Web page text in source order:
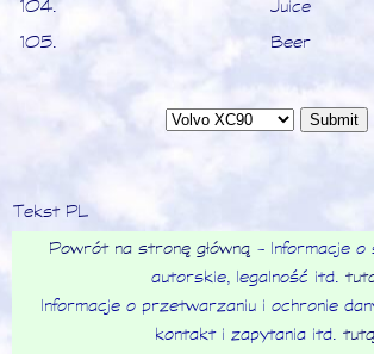
Juice
Beer
Tekst PL
Powrót na stronę główną - Informacje
autorskie, legalność itd.
Informacje o przetwarzaniu i ochronie
kontakt i zapytania itd.